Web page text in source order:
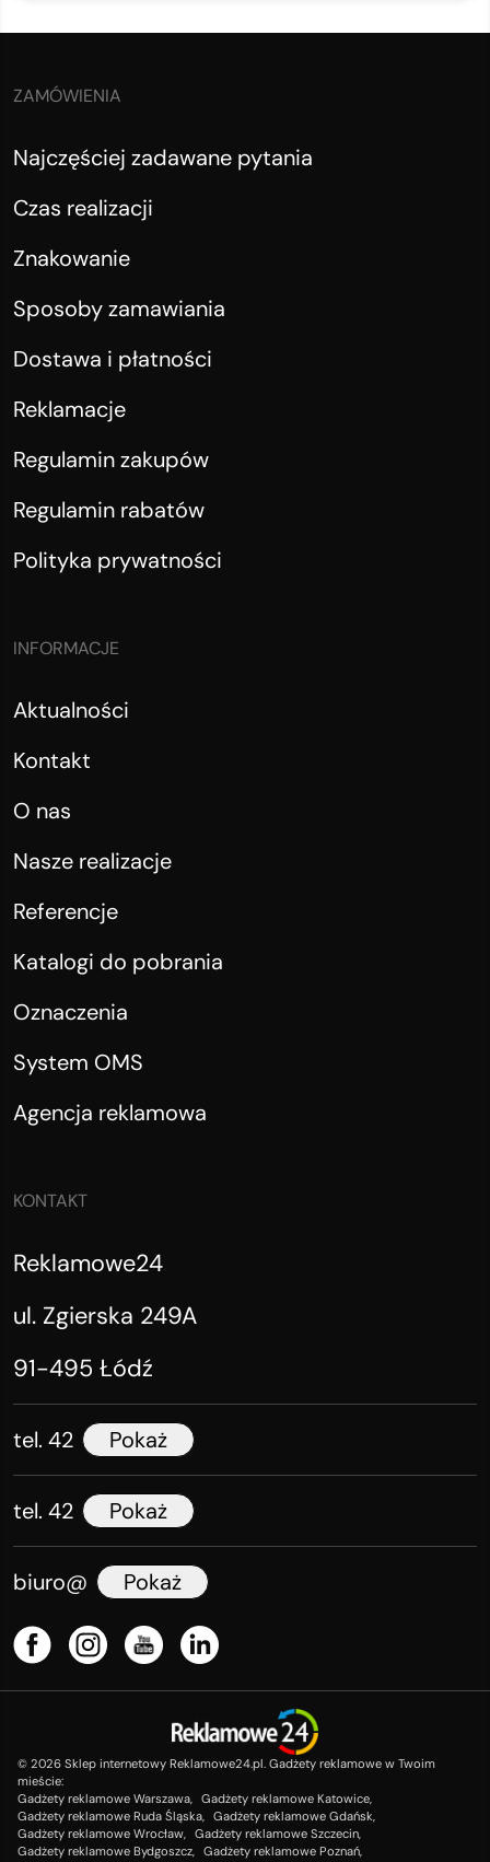
ZAMÓWIENIA
Najczęściej zadawane pytania
Czas realizacji
Znakowanie
Sposoby zamawiania
Dostawa i płatności
Reklamacje
Regulamin zakupów
Regulamin rabatów
Polityka prywatności
INFORMACJE
Aktualności
Kontakt
O nas
Nasze realizacje
Referencje
Katalogi do pobrania
Oznaczenia
System OMS
Agencja reklamowa
KONTAKT
Reklamowe24
ul. Zgierska 249A
91-495 Łódź
tel. 42 Pokaż
tel. 42 Pokaż
biuro@ Pokaż
© 2026 Sklep internetowy Reklamowe24.pl. Gadżety reklamowe w Twoim
mieście:
Gadżety reklamowe Warszawa, Gadżety reklamowe Katowice,
Gadżety reklamowe Ruda Śląska, Gadżety reklamowe Gdańsk,
Gadżety reklamowe Wrocław, Gadżety reklamowe Szczecin,
Gadżety reklamowe Bydgoszcz, Gadżety reklamowe Poznań,